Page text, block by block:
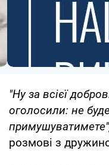
"Ну за всієї
оголосили: не
розмові з